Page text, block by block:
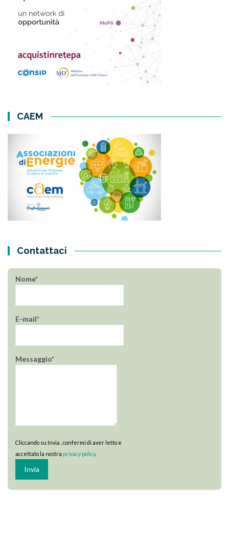
CAEM
Contattaci
Nome*
E-mail*
Messaggio*
Cliccando su Invia , confermi di aver letto e
accettato la nostra privacy policy.